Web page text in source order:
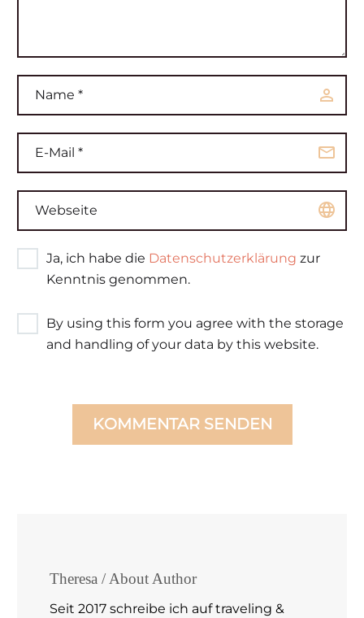
Ja, ich habe die Datenschutzerklärung zur
Kenntnis genommen.
By using this form you agree with the storage
and handling of your data by this website.
KOMMENTAR SENDEN
Theresa / About Author
Seit 2017 schreibe ich auf traveling &